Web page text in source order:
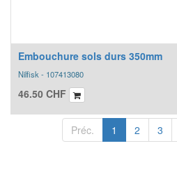
Embouchure sols durs 350mm
Nilfisk - 107413080
46.50 CHF
Préc. 1 2 3